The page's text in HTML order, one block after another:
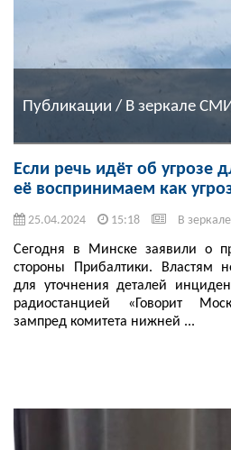
Публикации / В зеркале СМИ
Если речь идёт об угрозе
её воспринимаем как
25.04.2024 15:18 В
Сегодня в Минске заявили о
стороны Прибалтики. Властям
для уточнения деталей
радиостанцией «Говорит
зампред комитета нижней ...